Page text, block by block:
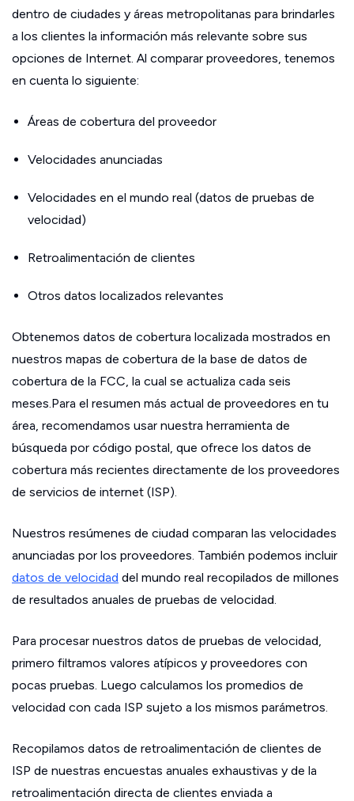
dentro de ciudades y áreas metropolitanas para brindarles
a los clientes la información más relevante sobre sus
opciones de Internet. Al comparar proveedores, tenemos
en cuenta lo siguiente:
Áreas de cobertura del proveedor
Velocidades anunciadas
Velocidades en el mundo real (datos de pruebas de
velocidad)
Retroalimentación de clientes
Otros datos localizados relevantes
Obtenemos datos de cobertura localizada mostrados en
nuestros mapas de cobertura de la base de datos de
cobertura de la FCC, la cual se actualiza cada seis
meses.Para el resumen más actual de proveedores en tu
área, recomendamos usar nuestra herramienta de
búsqueda por código postal, que ofrece los datos de
cobertura más recientes directamente de los proveedores
de servicios de internet (ISP).
Nuestros resúmenes de ciudad comparan las velocidades
anunciadas por los proveedores. También podemos incluir
datos de velocidad del mundo real recopilados de millones
de resultados anuales de pruebas de velocidad.
Para procesar nuestros datos de pruebas de velocidad,
primero filtramos valores atípicos y proveedores con
pocas pruebas. Luego calculamos los promedios de
velocidad con cada ISP sujeto a los mismos parámetros.
Recopilamos datos de retroalimentación de clientes de
ISP de nuestras encuestas anuales exhaustivas y de la
retroalimentación directa de clientes enviada a